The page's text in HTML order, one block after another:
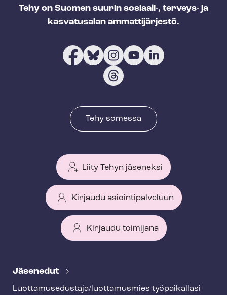
Tehy on Suomen suurin sosiaali-, terveys- ja
kasvatusalan ammattijärjestö.
Tehy somessa
Liity Tehyn jäseneksi
Kirjaudu asiointipalveluun
Kirjaudu toimijana
e
Jäsenedut
Luot­ta­muse­dus­ta­ja/luottamusmies työpaikallasi